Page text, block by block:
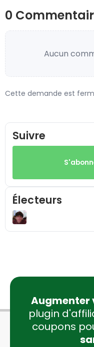
0
Aucun
Cette demande est
Suivre
Électeurs
Augmenter
plugin
coupons